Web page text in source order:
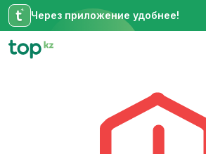
Через приложение удобнее!